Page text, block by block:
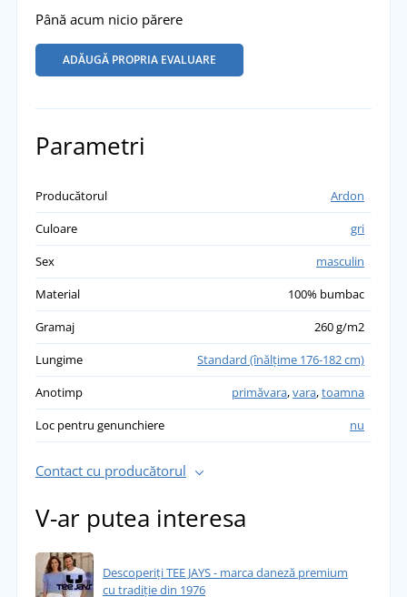
Până acum nicio părere
ADĂUGĂ PROPRIA EVALUARE
Parametri
Producătorul
Ardon
Culoare
gri
Sex
masculin
Material
100% bumbac
Gramaj
260 g/m2
Lungime
Standard (înălţime 176-182 cm)
Anotimp
primăvara,vara,toamna
Loc pentru genunchiere
nu
Contact cu producătorul
V-ar putea interesa
Descoperiți TEE JAYS - marca daneză premium
cu tradiție din 1976